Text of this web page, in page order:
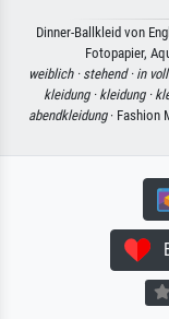
Dinner-Ballkleid von
Fotopapier,
weiblich · stehend · in
kleidung · kleidung ·
abendkleidung· Fashion